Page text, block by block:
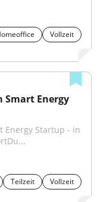
Vollzeit
Smart Energy
Energy Startup - in
Teilzeit
Vollzeit